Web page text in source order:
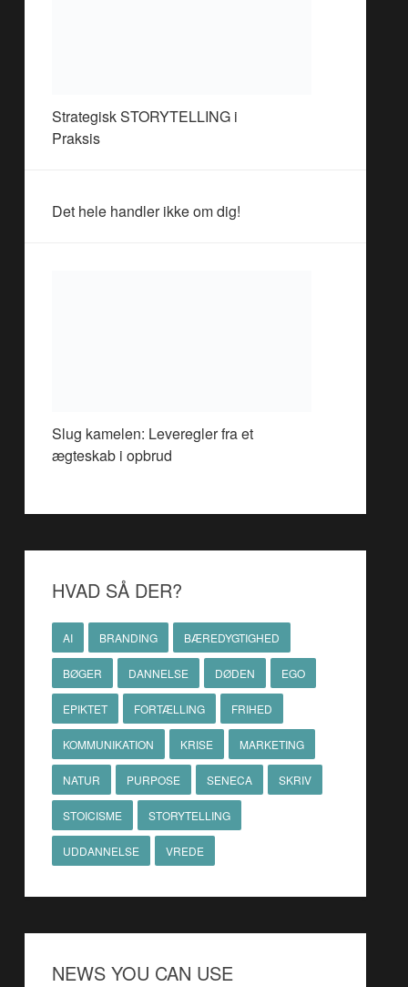
Strategisk STORYTELLING i
Praksis
Det hele handler ikke om dig!
Slug kamelen: Leveregler fra et
ægteskab i opbrud
HVAD SÅ DER?
AI BRANDING BÆREDYGTIGHED
BØGER DANNELSE DØDEN EGO
EPIKTET FORTÆLLING FRIHED
KOMMUNIKATION KRISE MARKETING
NATUR PURPOSE SENECA SKRIV
STOICISME STORYTELLING
UDDANNELSE VREDE
NEWS YOU CAN USE